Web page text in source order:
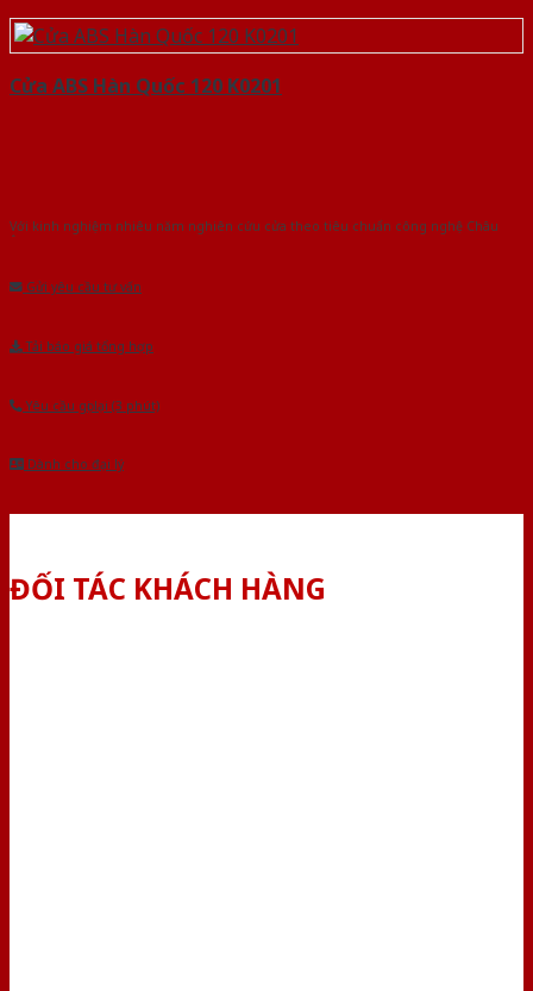
Cửa ABS Hàn Quốc 120 K0201
Với kinh nghiệm nhiêu năm nghiên cứu cửa theo tiêu chuẩn công nghệ Châu
Gửi yêu cầu tư vấn
Tải báo giá tổng hợp
Yêu cầu gọi lại (3 phút)
Dành cho đại lý
ĐỐI TÁC KHÁCH HÀNG